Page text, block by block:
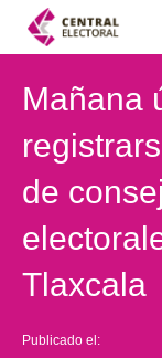
Mañana
de
Tlaxcala
Publicado el: